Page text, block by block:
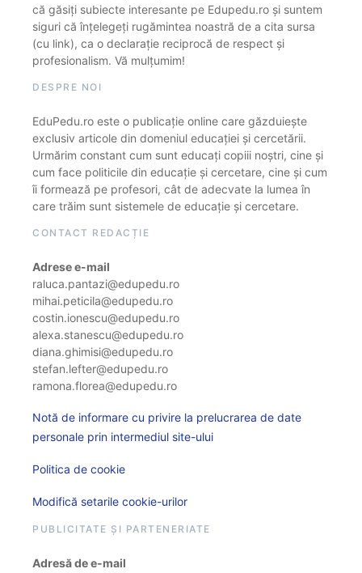
că găsiți subiecte interesante pe Edupedu.ro și suntem
siguri că înțelegeți rugămintea noastră de a cita sursa
(cu link), ca o declarație reciprocă de respect și
profesionalism. Vă mulțumim!
DESPRE NOI
EduPedu.ro este o publicație online care găzduiește
exclusiv articole din domeniul educației și cercetării.
Urmărim constant cum sunt educați copiii noștri, cine și
cum face politicile din educație și cercetare, cine și cum
îi formează pe profesori, cât de adecvate la lumea în
care trăim sunt sistemele de educație și cercetare.
CONTACT REDACȚIE
Adrese e-mail
raluca.pantazi@edupedu.ro
mihai.peticila@edupedu.ro
costin.ionescu@edupedu.ro
alexa.stanescu@edupedu.ro
diana.ghimisi@edupedu.ro
stefan.lefter@edupedu.ro
ramona.florea@edupedu.ro
Notă de informare cu privire la prelucrarea de date
personale prin intermediul site-ului
Politica de cookie
Modifică setarile cookie-urilor
PUBLICITATE ȘI PARTENERIATE
Adresă de e-mail